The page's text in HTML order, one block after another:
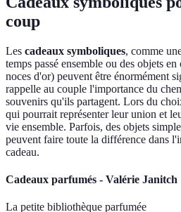
coup
Les cadeaux symboliques, comme
temps passé ensemble ou des objets
noces d'or) peuvent être énormément
rappelle au couple l'importance du
souvenirs qu'ils partagent. Lors du
qui pourrait représenter leur union et
vie ensemble. Parfois, des objets
peuvent faire toute la différence dans
cadeau.
Cadeaux parfumés - Valérie Janitch
La petite bibliothèque parfumée